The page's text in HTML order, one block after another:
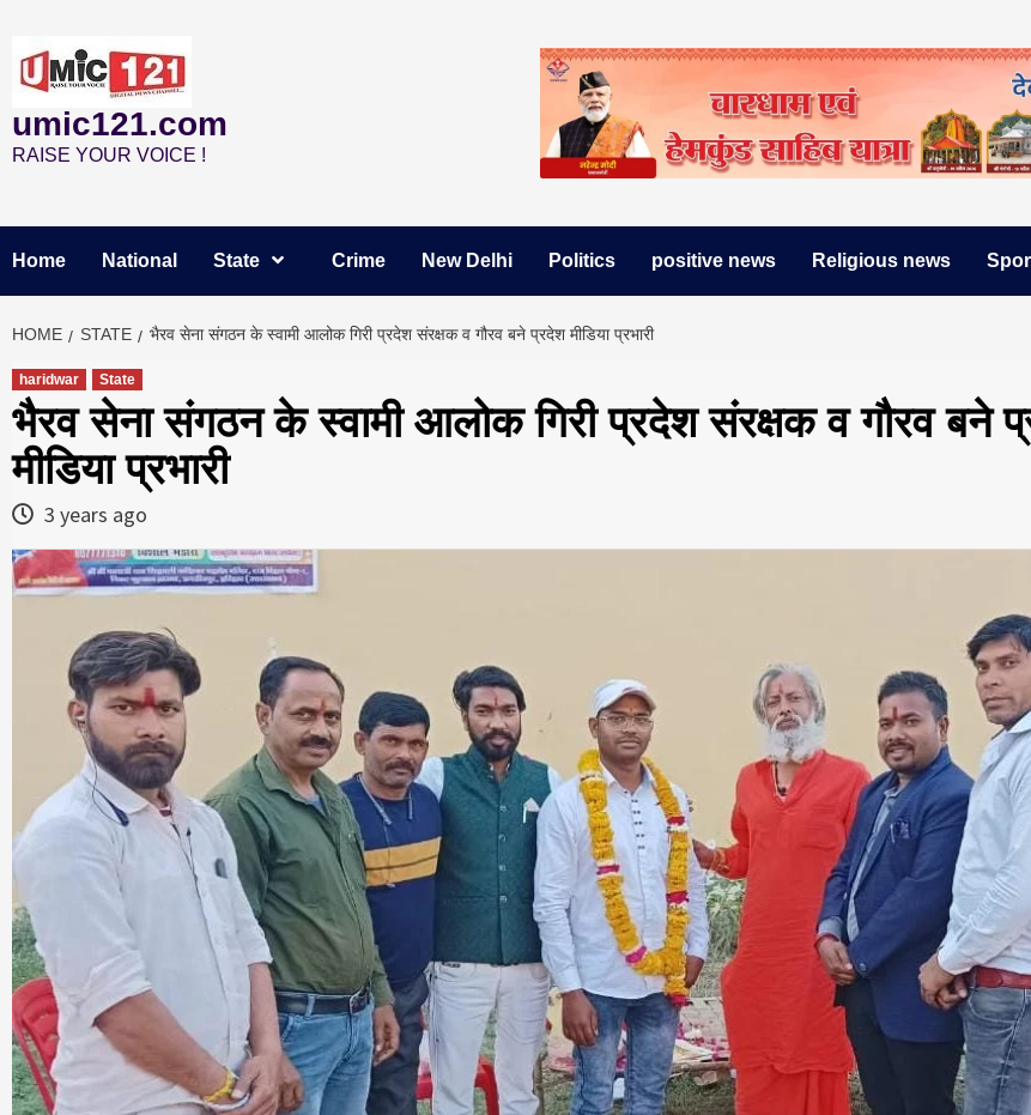
content
umic121.com
RAISE YOUR VOICE !
Home National State Crime New Delhi Politics positive news Religious news
HOME STATE भैरव सेना संगठन के स्वामी आलोक गिरी प्रदेश संरक्षक व गौरव बने प्रदेश मीडिया प्रभारी
haridwar State
भैरव सेना संगठन के स्वामी आलोक गिरी प्रदेश संरक्षक व गौरव बने
मीडिया प्रभारी
3 years ago